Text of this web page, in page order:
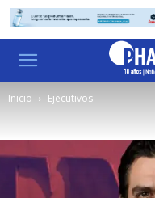
Inicio Ejecutivos